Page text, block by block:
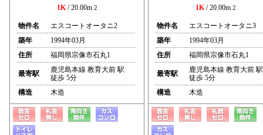
1K/ 20.00m 2
物件名
エスコートオータニ2
築年
1994年03月
住所
福岡県宗像市石丸1
最寄駅
鹿児島本線 教育大前 駅
徒歩 5分
構造
木造
1K/ 20.00m 2
物件名
エスコートオータニ3
築年
1994年03月
住所
福岡県宗像市石丸1
最寄駅
鹿児島本線 教育大前 駅
徒歩 5分
構造
木造